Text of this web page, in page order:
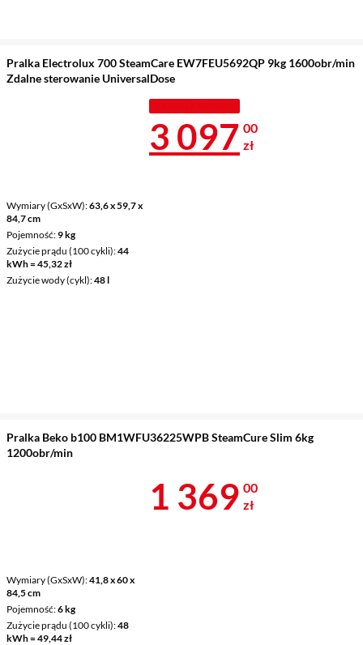
Pralka Electrolux 700 SteamCare EW7FEU5692QP 9kg 1600obr/min
Zdalne sterowanie UniversalDose
Wymiary (GxSxW) 63,6 x 59,7 x
84,7 cm
Pojemność 9 kg
Zużycie prądu (100 cykli) 44
kWh = 45,32 zł
Zużycie wody (cykl) 48 l
Cena 3 097 zł
3 097 00
zł
Pralka Beko b100 BM1WFU36225WPB SteamCure Slim 6kg
1200obr/min
Wymiary (GxSxW) 41,8 x 60 x
84,5 cm
Pojemność 6 kg
Zużycie prądu (100 cykli) 48
kWh = 49,44 zł
Cena 1 369 zł
1 369 00
zł